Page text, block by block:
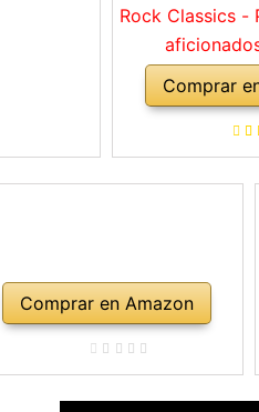
Rock Classics -
Comprar
Comprar en Amazon